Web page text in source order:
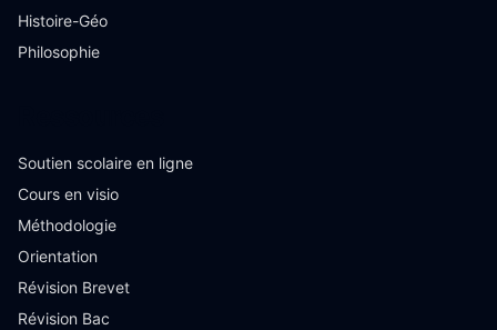
Histoire-Géo
Philosophie
Soutien scolaire en ligne
Cours en visio
Méthodologie
Orientation
Révision Brevet
Révision Bac